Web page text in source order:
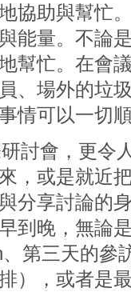
協助與幫忙
能量。不論
幫忙。在會
、場外的垃
情可以一切
討會，更令
，或是就近
分享討論的
到晚，無論
第三天的參
），或者是